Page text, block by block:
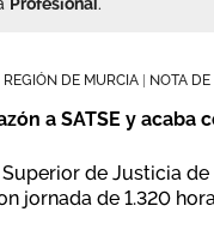
REGIÓN DE MURCIA NOTA DE
a SATSE y acaba
Superior de Justicia
jornada de 1.320